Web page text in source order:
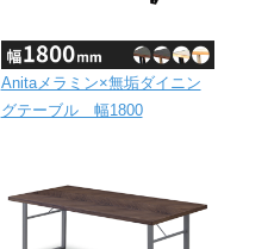
Anitaメラミン×無垢ダイニン
グテーブル 幅1800